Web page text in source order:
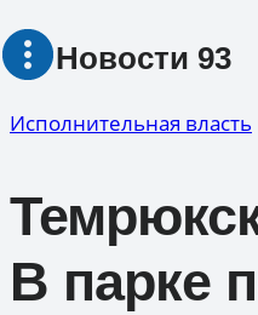
Перейти
Новости 93
Исполнительная власть
В парке